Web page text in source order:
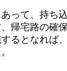
って、持ち
帰宅路の確
るとなれば